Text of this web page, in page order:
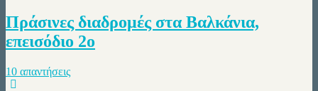
Πράσινες διαδρομές στα Βαλκάνια,
επεισόδιο 2ο
10 απαντήσεις